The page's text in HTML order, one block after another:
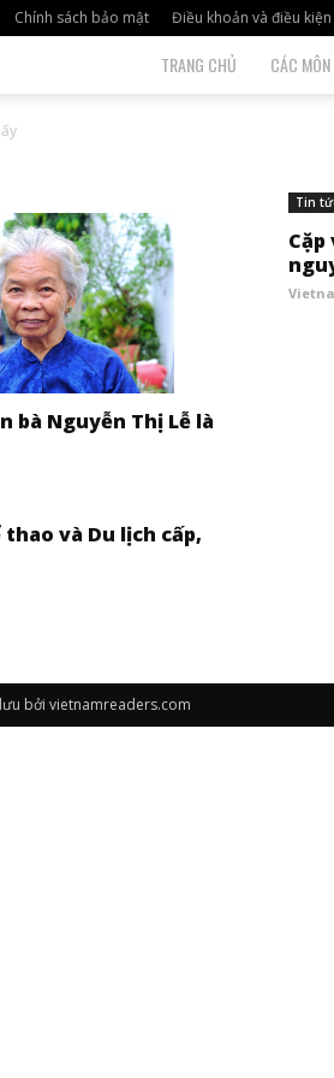
Chính sách bảo mật Điều khoản và điều kiện
TRANG CHỦ CÁC
bà Nguyễn Thị Lễ là
Tin
thao và Du lịch cấp,
bởi vietnamreaders.com